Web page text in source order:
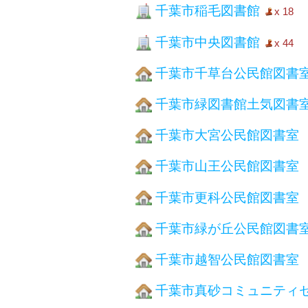
千葉市稲毛図書館 x 18
千葉市中央図書館 x 44
千葉市千草台公民館図書
千葉市緑図書館土気図書
千葉市大宮公民館図書室
千葉市山王公民館図書室
千葉市更科公民館図書室
千葉市緑が丘公民館図書
千葉市越智公民館図書室
千葉市真砂コミュニティ